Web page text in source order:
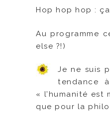
Hop hop hop :
Au programme
else ?!)
Je ne suis
tendance
« l’humanité
que pour la